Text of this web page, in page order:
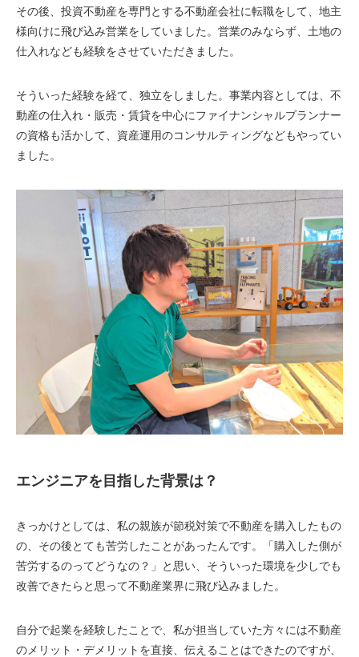
その後、投資不動産を専門とする不動産会社に転職をして、地主
様向けに飛び込み営業をしていました。営業のみならず、土地の
仕入れなども経験をさせていただきました。
そういった経験を経て、独立をしました。事業内容としては、不
動産の仕入れ・販売・賃貸を中心にファイナンシャルプランナー
の資格も活かして、資産運用のコンサルティングなどもやってい
ました。
エンジニアを目指した背景は？
きっかけとしては、私の親族が節税対策で不動産を購入したもの
の、その後とても苦労したことがあったんです。「購入した側が
苦労するのってどうなの？」と思い、そういった環境を少しでも
改善できたらと思って不動産業界に飛び込みました。
自分で起業を経験したことで、私が担当していた方々には不動産
のメリット・デメリットを直接、伝えることはできたのですが、